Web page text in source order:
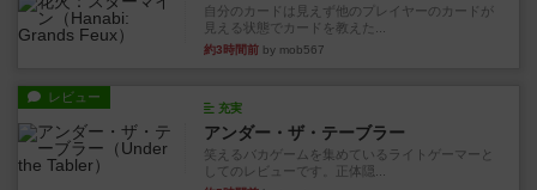
自分のカードは見えず他のプレイヤーのカードが
見える状態でカードを教えた...
約3時間前 by mob567
レビュー
充実
アンダー・ザ・テーブラー
笑えるバカゲームを集めているライトゲーマーと
してのレビューです。正体隠...